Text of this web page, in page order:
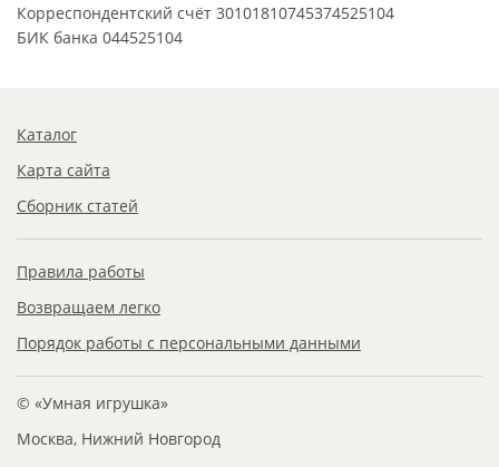
Корреспондентский счёт 30101810745374525104
БИК банка 044525104
Каталог
Карта сайта
Сборник статей
Правила работы
Возвращаем легко
Порядок работы с персональными данными
© «Умная игрушка»
Москва, Нижний Новгород